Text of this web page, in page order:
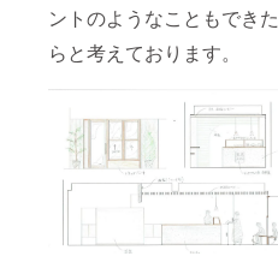
ントのようなこともできた
らと考えております。